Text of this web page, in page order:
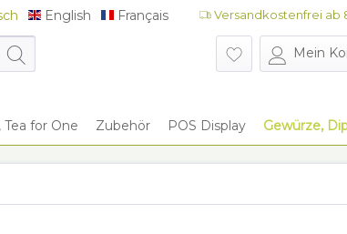
English
English Français
Français Versandkostenfrei ab
Mein
for One Zubehör POS Display Gewürze,